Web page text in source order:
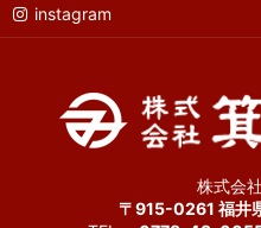
instagram
株式会
〒915-0261 福井